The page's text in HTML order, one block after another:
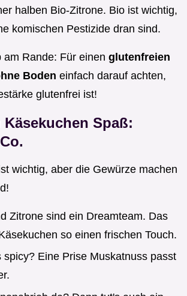
halben Bio-Zitrone. Bio ist wichtig,
komischen Pestizide dran sind.
am Rande: Für einen glutenfreien
Boden einfach darauf achten,
glutenfrei ist!
Käsekuchen Spaß:
wichtig, aber die Gewürze machen
Zitrone sind ein Dreamteam. Das
so einen frischen Touch.
spicy? Eine Prise Muskatnuss passt